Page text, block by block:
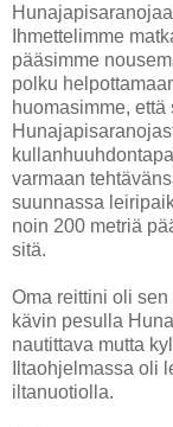
Ihmettelimme
pääsimme
polku
huomasimme,
varmaan
suunnassa
noin 200 metriä
sitä.
Oma reittini oli
kävin pesulla
nautittava mutta
Iltaohjelmassa oli
iltanuotiolla.